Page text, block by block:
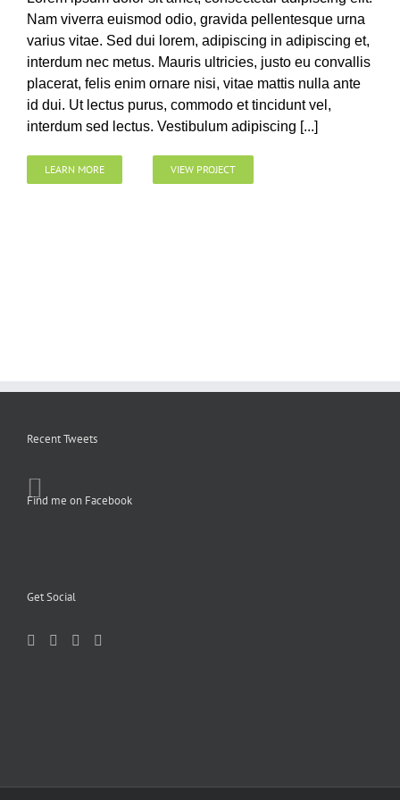
Nam viverra euismod odio, gravida pellentesque urna
varius vitae. Sed dui lorem, adipiscing in adipiscing et,
interdum nec metus. Mauris ultricies, justo eu convallis
placerat, felis enim ornare nisi, vitae mattis nulla ante
id dui. Ut lectus purus, commodo et tincidunt vel,
interdum sed lectus. Vestibulum adipiscing [...]
LEARN MORE VIEW PROJECT
Recent Tweets
Find me on Facebook
Get Social